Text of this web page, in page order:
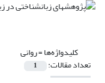
کلیدواژه‌ها =روانی
تعداد مقالات: 1